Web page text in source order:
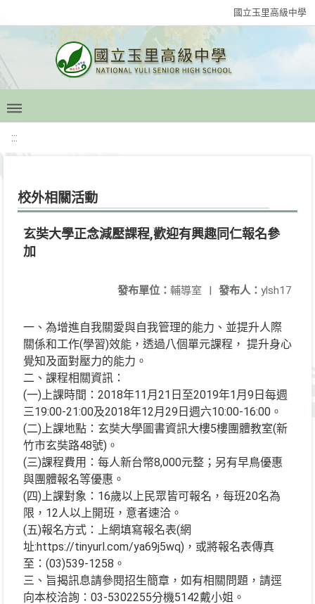
國立玉里高級中學
:::
校外相關活動
玄奘大學正念減壓課程,歡迎有興趣同仁報名參
加
發布人： ylsh17
發布單位： 輔導室 |
一、為增進自我關愛與自我管理的能力、並提升人際
關係和工作(學習)效能，透過八個單元課程， 提升身心
覺知及面對壓力的能力。
二、課程相關資訊：
(一)上課時間：2018年11月21日至2019年1月9日每週
三19:00-21:00及2018年12月29日週六10:00-16:00。
(二)上課地點：玄奘大學圖書資訊大樓5樓團體教室(新
竹市玄奘路48號)。
(三)課程費用：每人新台幣8,000元整；另有早鳥優惠
與團體報名等優惠。
(四)上課對象：16歲以上民眾皆可報名，每班20名為
限，12人以上開班，意者速洽。
(五)報名方式：上網填寫報名表(網
址:https://tinyurl.com/ya69j5wq)，或將報名表傳真
至：(03)539-1258。
三、旨揭訊息請參閱招生簡章，如有相關問題，請逕
向本校洽詢：03-5302255分機5142戴小姐。